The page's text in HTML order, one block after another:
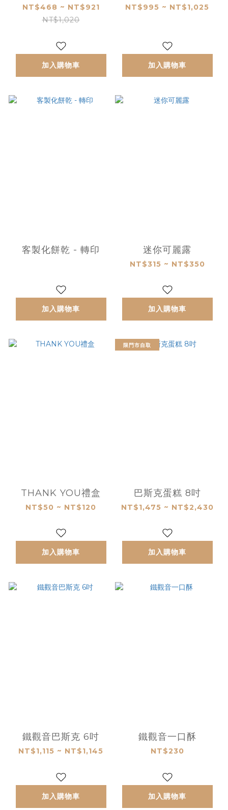
NT$468 ~ NT$921
NT$1,020
加入購物車
NT$995 ~ NT$1,025
加入購物車
客製化餅乾 - 轉印
加入購物車
迷你可麗露
NT$315 ~ NT$350
加入購物車
THANK YOU禮盒
NT$50 ~ NT$120
加入購物車
限門市自取
巴斯克蛋糕 8吋
NT$1,475 ~ NT$2,430
加入購物車
鐵觀音巴斯克 6吋
NT$1,115 ~ NT$1,145
加入購物車
鐵觀音一口酥
NT$230
加入購物車